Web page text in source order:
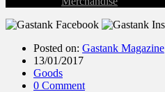
Posted on: Gastank Magazine
13/01/2017
Goods
0 Comment